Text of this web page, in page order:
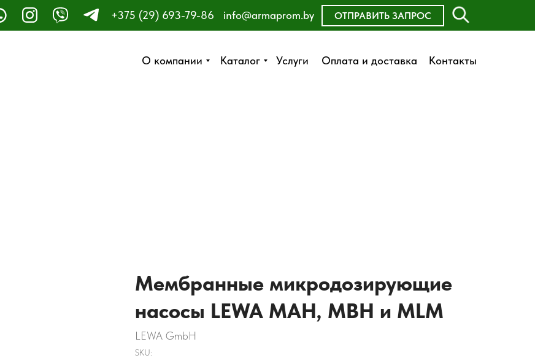
О компании Каталог Услуги Оплата и доставка Контакты
+375 (29) 693-79-86 ОТПРАВИТЬ ЗАПРОС
info@armaprom.by
О компании Каталог Услуги Оплата и доставка Контакты
ОСТАВИТЬ ЗАЯВКУ
ЗАКАЗАТЬ ЗВОНОК
Мембранные микродозирующие
насосы LEWA MAH, MBH и MLM
LEWA GmbH
SKU: